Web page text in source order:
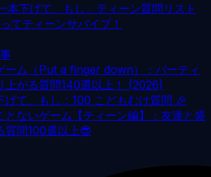
本下げて、もし」ティーン質問リスト
てティーンサバイブ！
ーム（Put a finger down）：パーティ
上がる質問140選以上！ (2026)
げて、もし：100 こどもむけ質問 🎉
とないゲーム【ティーン編】：友達と盛
質問100選以上😎